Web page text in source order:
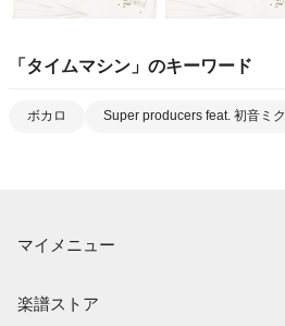
「 タイムマシン 」のキーワード
ボカロ Super producers feat. 初音ミク
マイメニュー
楽譜ストア